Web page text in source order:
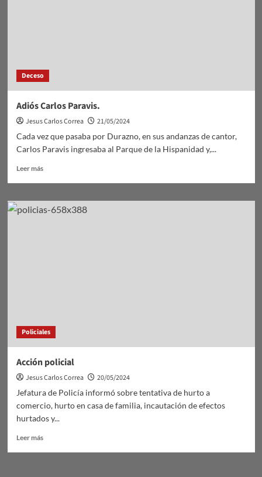
Deceso
Adiós Carlos Paravis.
Jesus Carlos Correa
21/05/2024
Cada vez que pasaba por Durazno, en sus andanzas de cantor,
Carlos Paravis ingresaba al Parque de la Hispanidad y,...
Leer másLeer
Adiós
Carlos
Policiales
Acción policial
Jesus Carlos Correa
20/05/2024
Jefatura de Policía informó sobre tentativa de hurto a
comercio, hurto en casa de familia, incautación de efectos
hurtados y...
Leer másLeer